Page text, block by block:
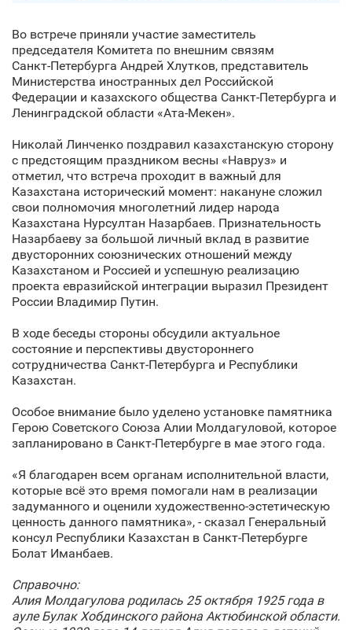
Во встрече приняли участие заместитель
председателя Комитета по внешним связям
Санкт‑Петербурга Андрей Хлутков, представитель
Министерства иностранных дел Российской
Федерации и казахского общества Санкт‑Петербурга и
Ленинградской области «Ата-Мекен».
Николай Линченко поздравил казахстанскую сторону
с предстоящим праздником весны «Навруз» и
отметил, что встреча проходит в важный для
Казахстана исторический момент: накануне сложил
свои полномочия многолетний лидер народа
Казахстана Нурсултан Назарбаев. Признательность
Назарбаеву за большой личный вклад в развитие
двусторонних союзнических отношений между
Казахстаном и Россией и успешную реализацию
проекта евразийской интеграции выразил Президент
России Владимир Путин.
В ходе беседы стороны обсудили актуальное
состояние и перспективы двустороннего
сотрудничества Санкт‑Петербурга и Республики
Казахстан.
Особое внимание было уделено установке памятника
Герою Советского Союза Алии Молдагуловой, которое
запланировано в Санкт‑Петербурге в мае этого года.
«Я благодарен всем органам исполнительной власти,
которые всё это время помогали нам в реализации
задуманного и оценили художественно-эстетическую
ценность данного памятника», - сказал Генеральный
консул Республики Казахстан в Санкт‑Петербурге
Болат Иманбаев.
Справочно:
Алия Молдагулова родилась 25 октября 1925 года в
ауле Булак Хобдинского района Актюбинской области.